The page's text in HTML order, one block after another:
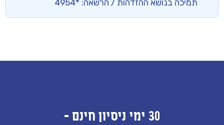
תמיכה בנושא ההזדהות / הרשאה: *4954
30 ימי ניסיון חינם -